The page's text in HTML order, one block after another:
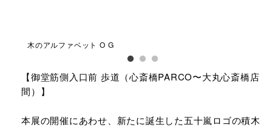
木のアルファベット O G
【御堂筋側入口前 歩道（心斎橋PARCO〜大丸心斎橋店
間）】
本展の開催にあわせ、新たに誕生した五十嵐ロゴの積木